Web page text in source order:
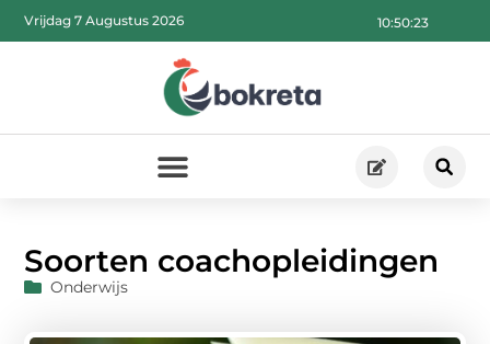
10:50:24
Vrijdag 7 Augustus 2026
Soorten coachopleidingen
Onderwijs